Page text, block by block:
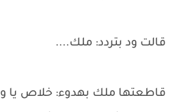
قالت ود بتردد: ملك....
قاطعتها ملك بهدوء: خلاص يا